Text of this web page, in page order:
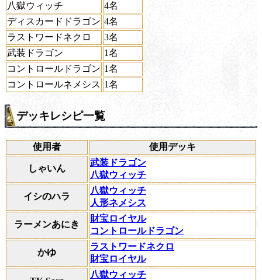
八獄ウィッチ
4名
ディスカードドラゴン 4名
ラストワードネクロ
3名
武装ドラゴン
1名
コントロールドラゴン 1名
コントロールネメシス 1名
デッキレシピ一覧
使用者 使用デッキ
しゃいん
武装ドラゴン
八獄ウィッチ
イシのハラ
八獄ウィッチ
人形ネメシス
ラーメンあにき
財宝ロイヤル
コントロールドラゴン
かゆ
ラストワードネクロ
財宝ロイヤル
八獄ウィッチ